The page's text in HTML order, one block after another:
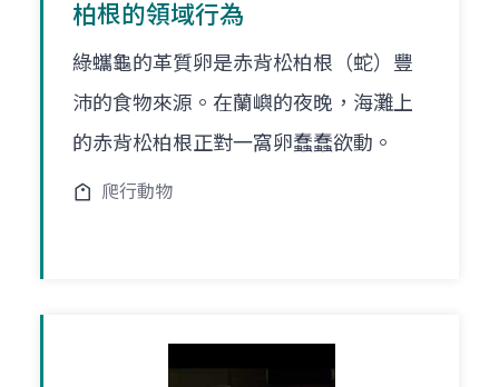
柏根的領域行為
綠蠵龜的革質卵是赤背松柏根（蛇）豐
沛的食物來源。在蘭嶼的夜晚，海灘上
的赤背松柏根正對一窩卵蠢蠢欲動。
爬行動物